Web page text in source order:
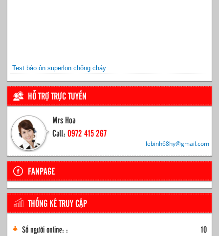
Test bảo ôn superlon chống cháy
HỖ TRỢ TRỰC TUYẾN
Mrs Hoa
Call: 0972 415 267
lebinh68hy@gmail.com
FANPAGE
THỐNG KÊ TRUY CẬP
Số người online: :
10